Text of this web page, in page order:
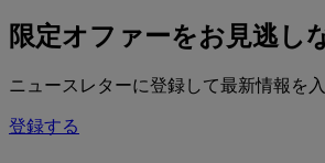
限定オファーをお見逃し
ニュースレターに登録して最新情報を
登録する